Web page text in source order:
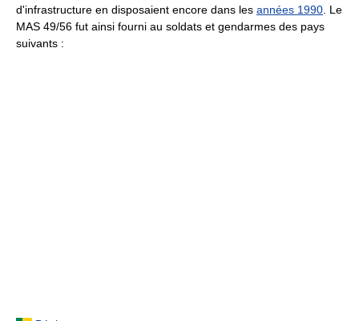
d'infrastructure en disposaient encore dans les années 1990 . Le
MAS 49/56 fut ainsi fourni au soldats et gendarmes des pays
suivants :